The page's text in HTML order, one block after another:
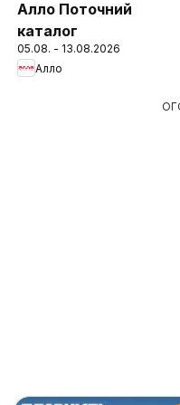
Алло Поточний
каталог
05.08. - 13.08.2026
Алло